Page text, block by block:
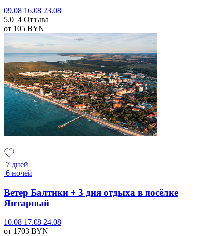
09.08 16.08 23.08
5.0 4 Отзыва
от 105 BYN
7 дней
6 ночей
Ветер Балтики + 3 дня отдыха в посёлке
Янтарный
10.08 17.08 24.08
от 1703 BYN